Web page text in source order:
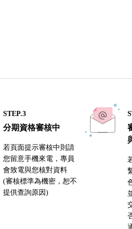
STEP.3
分期資格審核中
若頁面提示審核中則請
您留意手機來電，專員
會致電與您核對資料
(審核標準為機密，恕不
提供查詢原因)